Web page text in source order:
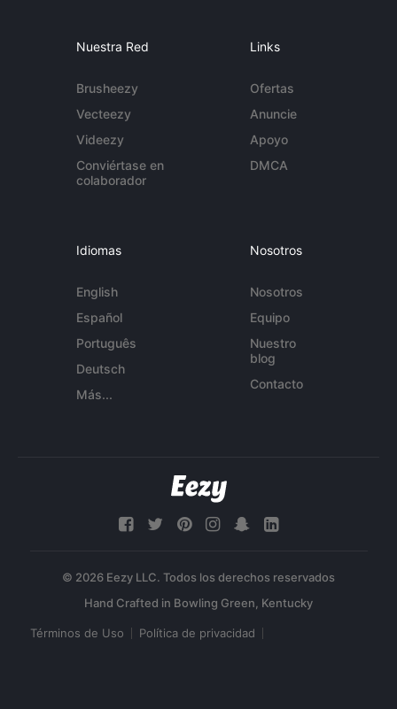
Nuestra Red
Brusheezy
Vecteezy
Videezy
Conviértase en
colaborador
Links
Ofertas
Anuncie
Apoyo
DMCA
Idiomas
English
Español
Português
Deutsch
Más...
Nosotros
Nosotros
Equipo
Nuestro
blog
Contacto
© 2026 Eezy LLC. Todos los derechos reservados
Términos de Uso Política de privacidad